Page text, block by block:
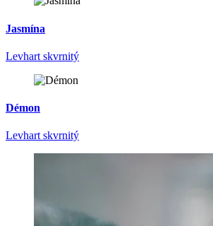
Jasmína
Levhart skvrnitý
Démon
Levhart skvrnitý